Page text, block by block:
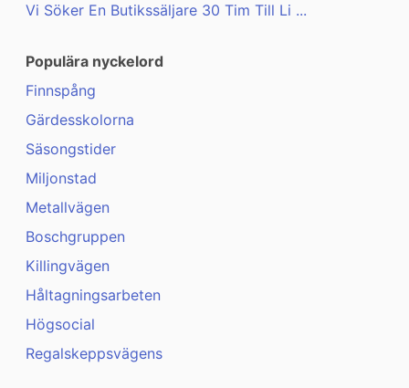
Vi Söker En Butikssäljare 30 Tim Till Li ...
Populära nyckelord
Finnspång
Gärdesskolorna
Säsongstider
Miljonstad
Metallvägen
Boschgruppen
Killingvägen
Håltagningsarbeten
Högsocial
Regalskeppsvägens